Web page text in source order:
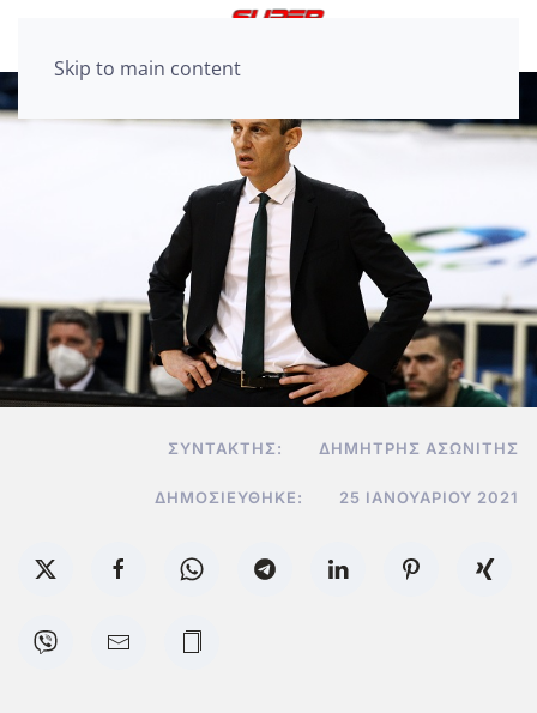
Skip to main content
ΣΥΝΤΆΚΤΗΣ: ΔΗΜΉΤΡΗΣ ΑΣΩΝΊΤΗΣ
ΔΗΜΟΣΙΕΎΘΗΚΕ: 25 ΙΑΝΟΥΑΡΊΟΥ 2021